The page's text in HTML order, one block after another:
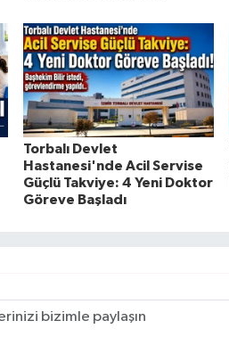
Torbalı Devlet
Hastanesi'nde Acil Servise
Güçlü Takviye: 4 Yeni Doktor
Göreve Başladı